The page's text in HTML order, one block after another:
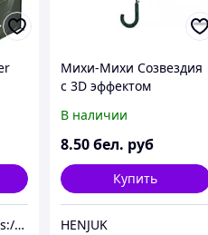
Универсал.MD(https://universal.prom.md/)
Михи-Михи Созвездия
с 3D эффектом
В наличии
8.50бел. руб
Купить
HENJUK